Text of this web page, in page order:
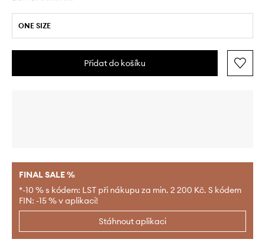
ONE SIZE
Přidat do košíku
FINAL SALE %
*-10 % s kódem: LST při nákupu za min. 2 200 Kč. S kódem
FIN: -15 % v aplikaci!
Stáhnout aplikaci